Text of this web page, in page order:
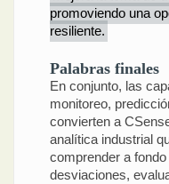
promoviendo una
resiliente.
Palabras finales
En conjunto, las
monitoreo,
convierten a
analítica industrial
comprender a
desviaciones,